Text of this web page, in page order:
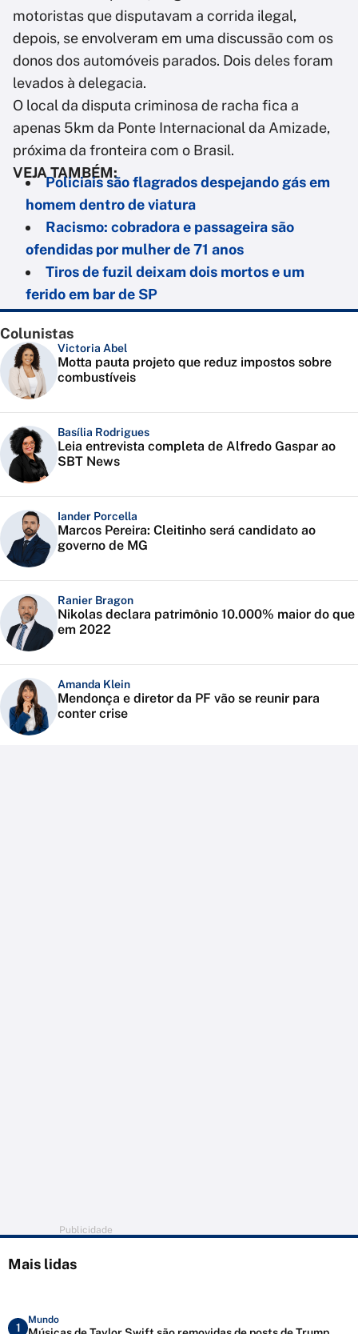
motoristas que disputavam a corrida ilegal,
depois, se envolveram em uma discussão com os
donos dos automóveis parados. Dois deles foram
levados à delegacia.
O local da disputa criminosa de racha fica a
apenas 5km da Ponte Internacional da Amizade,
próxima da fronteira com o Brasil.
VEJA TAMBÉM:
Policiais são flagrados despejando gás em
homem dentro de viatura
Racismo: cobradora e passageira são
ofendidas por mulher de 71 anos
Tiros de fuzil deixam dois mortos e um
ferido em bar de SP
Colunistas
Victoria Abel
Motta pauta projeto que reduz impostos sobre
combustíveis
Basília Rodrigues
Leia entrevista completa de Alfredo Gaspar ao
SBT News
Iander Porcella
Marcos Pereira: Cleitinho será candidato ao
governo de MG
Ranier Bragon
Nikolas declara patrimônio 10.000% maior do que
em 2022
Amanda Klein
Mendonça e diretor da PF vão se reunir para
conter crise
Publicidade
Mais lidas
1
Mundo